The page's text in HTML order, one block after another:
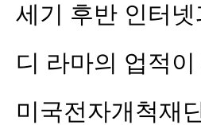
세기 후반 인터
디 라마의 업적
미국전자개척재